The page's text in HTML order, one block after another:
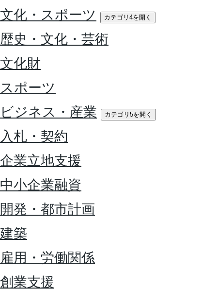
文化・スポーツ
カテゴリ4を開く
歴史・文化・芸術
文化財
スポーツ
ビジネス・産業
カテゴリ5を開く
入札・契約
企業立地支援
中小企業融資
開発・都市計画
建築
雇用・労働関係
創業支援